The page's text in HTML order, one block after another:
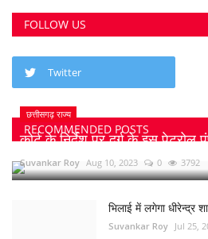
FOLLOW US
Twitter
RECOMMENDED POSTS
छत्तीसगढ़ राज्य
कोर्ट के निर्देश पर दुर्ग के इस
Suvankar Roy Aug 10, 2023 0 3792
भिलाई में लगेगा धीरेन्द्र
Suvankar Roy Jul 25,